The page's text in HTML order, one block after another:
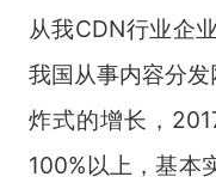
从我CDN行业企
我国从事内容分
炸式的增长，
100%以上，基本